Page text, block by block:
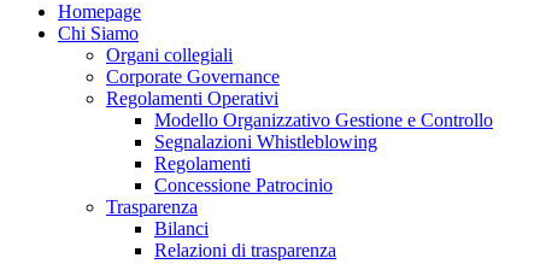
Homepage
Chi Siamo
Organi collegiali
Corporate Governance
Regolamenti Operativi
Modello Organizzativo Gestione e Controllo
Segnalazioni Whistleblowing
Regolamenti
Concessione Patrocinio
Trasparenza
Bilanci
Relazioni di trasparenza